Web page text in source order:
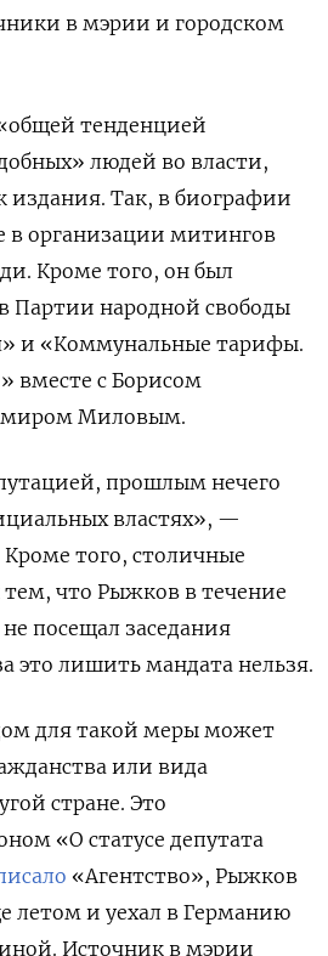
в мэрии и городском
тенденцией
людей во власти,
издания. Так, в биографии
в организации митингов
Кроме того, он был
Партии народной свободы
и «Коммунальные тарифы.
вместе с Борисом
Миловым.
прошлым нечего
властях», —
того, столичные
что Рыжков в течение
посещал заседания
это лишить мандата нельзя.
для такой меры может
или вида
стране. Это
«О статусе депутата
«Агентство», Рыжков
летом и уехал в Германию
Источник в мэрии